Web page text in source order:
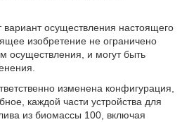
осуществления настоящего
изобретение не ограничено
осуществления, и могут быть
изменена конфигурация,
каждой части устройства для
из биомассы 100, включая